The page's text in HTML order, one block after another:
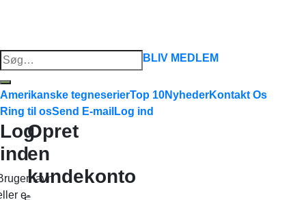
Søg
efter:
BLIV MEDLEM
Amerikanske tegneserierTop 10NyhederKontakt Os
Ring til osSend E-mail Log ind
Log
ind
e-
Opret
en
kundekonto